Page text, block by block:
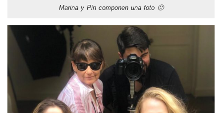
Marina y Pin componen una foto 🙂